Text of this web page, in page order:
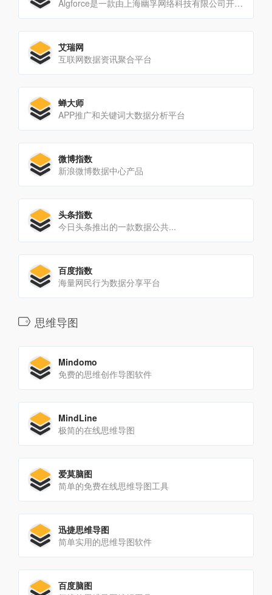
Algforce是一款由上海幽孚网络科技有限公司开发的AI数据分析服务平台，旨在通过先进的人工智能技术，帮助用户快速、高效地从大量数据中提取有价值的信息和洞见。该平台的核心在于...
艾瑞网
互联网数据资讯聚合平台
蝉大师
APP推广和关键词大数据分析平台
微博指数
新浪微博数据中心产品
头条指数
今日头条推出的一款数据公共...
百度指数
海量网民行为数据分享平台
思维导图
Mindomo
免费的思维创作导图软件
MindLine
极简的在线思维导图
爱莫脑图
简单的免费在线思维导图工具
迅捷思维导图
简单实用的思维导图软件
百度脑图